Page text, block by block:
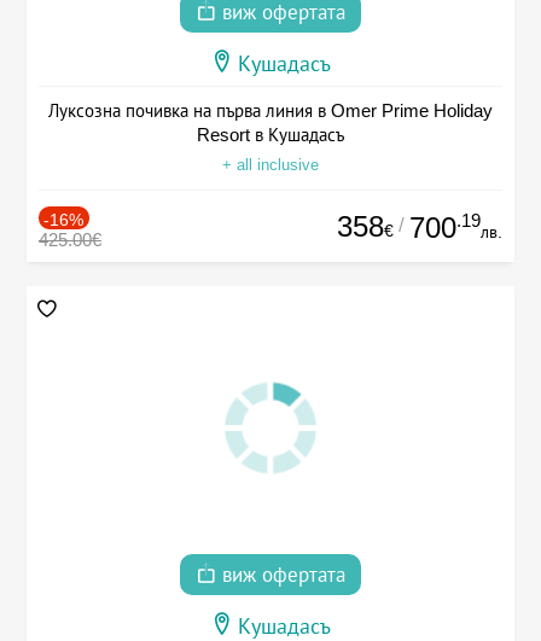
виж офертата
Кушадасъ
Луксозна почивка на първа линия в Omer Prime Holiday
Resort в Кушадасъ
+ all inclusive
-16%
425.00€ 358€ / 700.19
лв.
виж офертата
Кушадасъ